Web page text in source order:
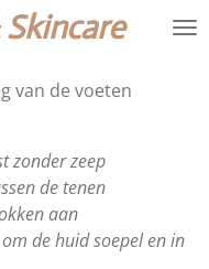
van de voeten
zonder zeep
de tenen
aan
de huid soepel en in